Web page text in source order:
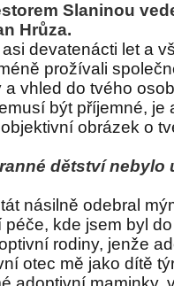
Slaninou
Hrůza.
devatenácti let a
prožívali
vhled do tvého
být příjemné, je
obrázek o
dětství nebylo
násilně odebral
kde jsem byl
rodiny, jenže
otec mě jako dítě